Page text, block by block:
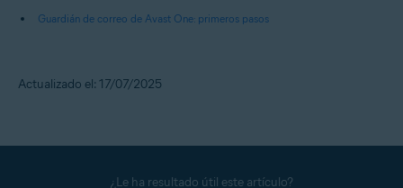
Guardián de correo de Avast One: primeros pasos
Actualizado el: 17/07/2025
¿Le ha resultado útil este artículo?